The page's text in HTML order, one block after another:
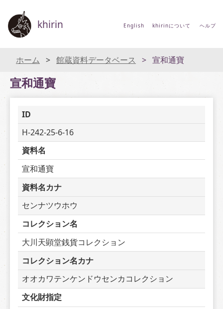
khirin English khirinについて ヘルプ
ホーム 館蔵資料データベース 宣和通寶
宣和通寶
ID
H-242-25-6-16
資料名
宣和通寶
資料名カナ
センナツウホウ
コレクション名
大川天顕堂銭貨コレクション
コレクション名カナ
オオカワテンケンドウセンカコレクション
文化財指定